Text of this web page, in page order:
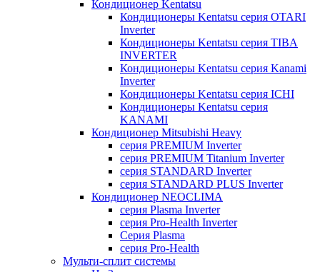
Кондиционер Kentatsu
Кондиционеры Kentatsu серия OTARI
Inverter
Кондиционеры Kentatsu серия TIBA
INVERTER
Кондиционеры Kentatsu серия Kanami
Inverter
Кондиционеры Kentatsu серия ICHI
Кондиционеры Kentatsu серия
KANAMI
Кондиционер Mitsubishi Heavy
серия PREMIUM Inverter
серия PREMIUM Titanium Inverter
серия STANDARD Inverter
серия STANDARD PLUS Inverter
Кондиционер NEOCLIMA
серия Plasma Inverter
серия Pro-Health Inverter
Cерия Plasma
серия Pro-Health
Мульти-сплит системы